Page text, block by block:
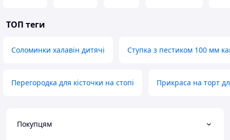
ТОП теги
Соломинки халавін дитячі Ступка з пестиком 100 мм
Перегородка для кісточки на стопі Прикраса на торт
Покупцям